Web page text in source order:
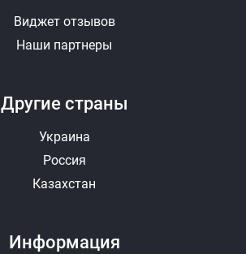
Другие страны
Украина
Россия
Казахстан
Виджет отзывов
Наши партнеры
Информация